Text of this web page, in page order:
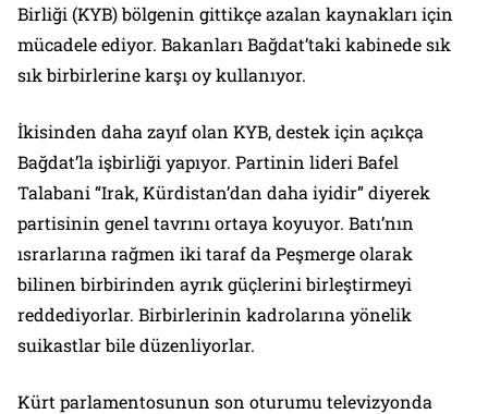
Birliği (KYB) bölgenin gittikçe azalan kaynakları için
mücadele ediyor. Bakanları Bağdat’taki kabinede sık
sık birbirlerine karşı oy kullanıyor.
İkisinden daha zayıf olan KYB, destek için açıkça
Bağdat’la işbirliği yapıyor. Partinin lideri Bafel
Talabani “Irak, Kürdistan’dan daha iyidir” diyerek
partisinin genel tavrını ortaya koyuyor. Batı’nın
ısrarlarına rağmen iki taraf da Peşmerge olarak
bilinen birbirinden ayrık güçlerini birleştirmeyi
reddediyorlar. Birbirlerinin kadrolarına yönelik
suikastlar bile düzenliyorlar.
Kürt parlamentosunun son oturumu televizyonda